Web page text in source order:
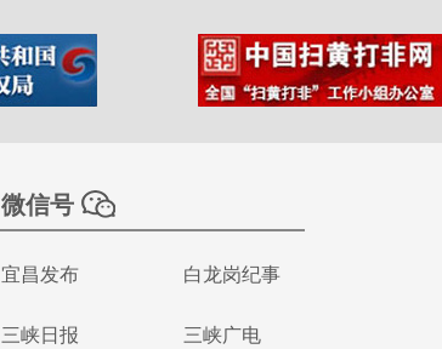
微信号
宜昌发布 白龙岗纪事
三峡日报 三峡广电